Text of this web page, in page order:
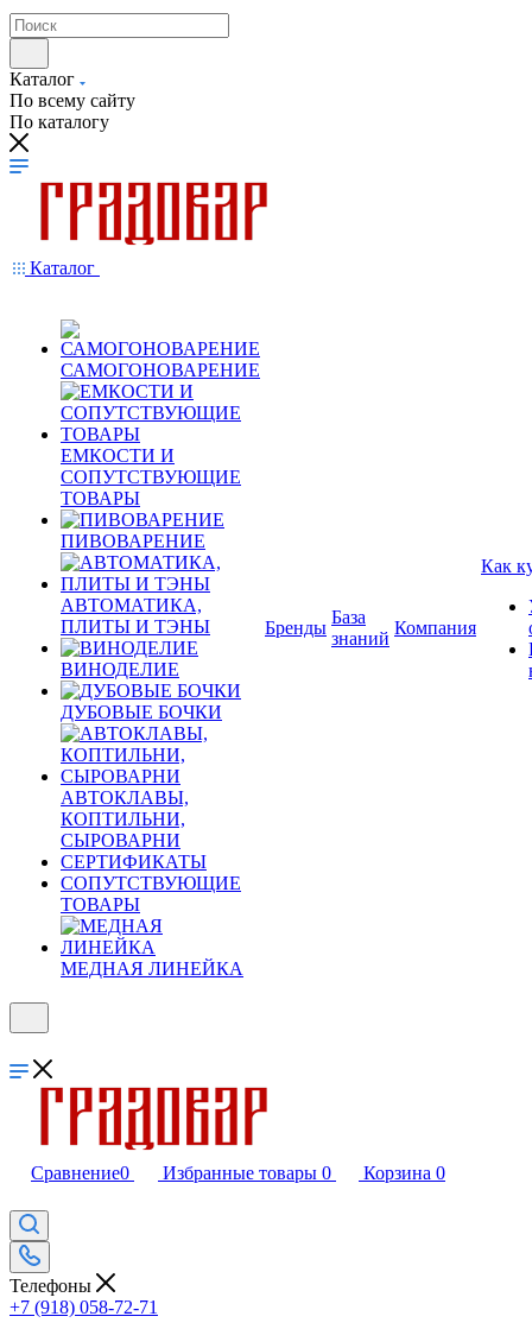
Каталог
По всему сайту
По каталогу
Каталог
САМОГОНОВАРЕНИЕ
ЕМКОСТИ И
СОПУТСТВУЮЩИЕ
ТОВАРЫ
ПИВОВАРЕНИЕ
АВТОМАТИКА,
ПЛИТЫ И ТЭНЫ
ВИНОДЕЛИЕ
ДУБОВЫЕ БОЧКИ
АВТОКЛАВЫ,
КОПТИЛЬНИ,
СЫРОВАРНИ
СЕРТИФИКАТЫ
СОПУТСТВУЮЩИЕ
ТОВАРЫ
МЕДНАЯ ЛИНЕЙКА
Бренды
База
знаний
Компания
Как
Сравнение0 Избранные товары 0 Корзина 0
Телефоны
+7 (918) 058-72-71